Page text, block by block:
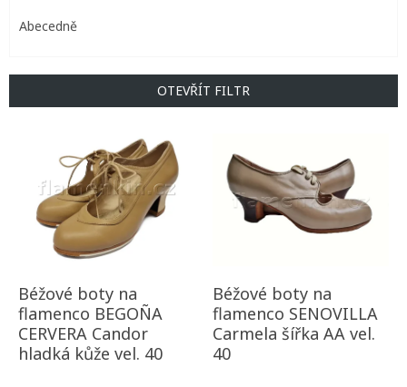
r
Abecedně
OTEVŘÍT FILTR
u
Béžové boty na
flamenco BEGOÑA
CERVERA Candor
hladká kůže vel. 40
Béžové boty na
flamenco SENOVILLA
Carmela šířka AA vel.
40